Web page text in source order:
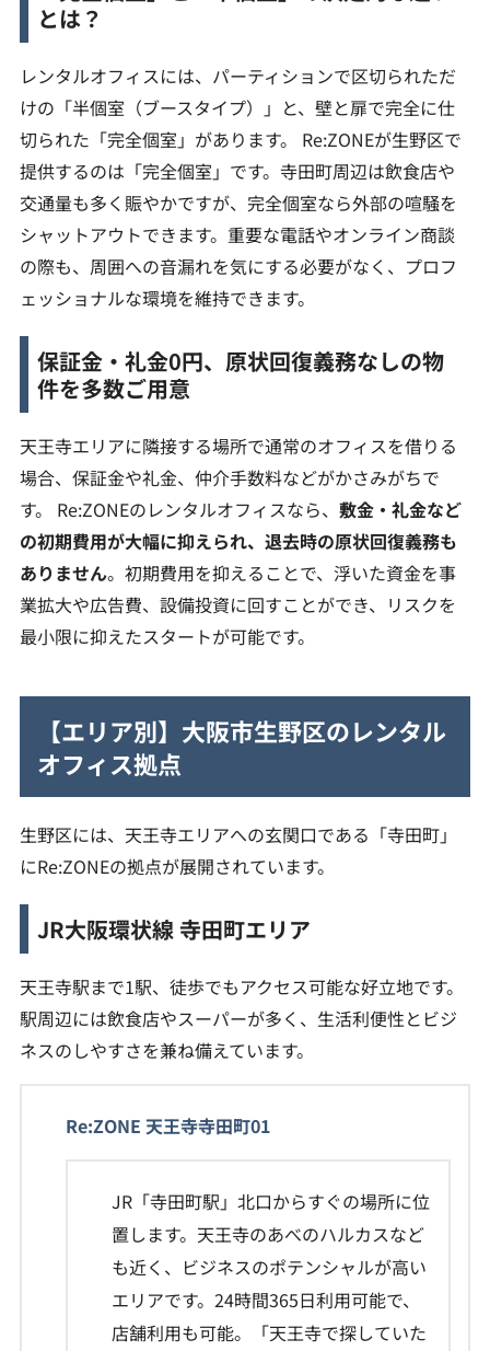
とは？
レンタルオフィスには、パーティションで区切られただ
けの「半個室（ブースタイプ）」と、壁と扉で完全に仕
切られた「完全個室」があります。 Re:ZONEが生野区で
提供するのは「完全個室」です。寺田町周辺は飲食店や
交通量も多く賑やかですが、完全個室なら外部の喧騒を
シャットアウトできます。重要な電話やオンライン商談
の際も、周囲への音漏れを気にする必要がなく、プロフ
ェッショナルな環境を維持できます。
保証金・礼金0円、原状回復義務なしの物
件を多数ご用意
天王寺エリアに隣接する場所で通常のオフィスを借りる
場合、保証金や礼金、仲介手数料などがかさみがちで
す。 Re:ZONEのレンタルオフィスなら、 敷金・礼金など
の初期費用が大幅に抑えられ、退去時の原状回復義務も
ありません。初期費用を抑えることで、浮いた資金を事
業拡大や広告費、設備投資に回すことができ、リスクを
最小限に抑えたスタートが可能です。
【エリア別】大阪市生野区のレンタル
オフィス拠点
生野区には、天王寺エリアへの玄関口である「寺田町」
にRe:ZONEの拠点が展開されています。
JR大阪環状線 寺田町エリア
天王寺駅まで1駅、徒歩でもアクセス可能な好立地です。
駅周辺には飲食店やスーパーが多く、生活利便性とビジ
ネスのしやすさを兼ね備えています。
Re:ZONE 天王寺寺田町01
JR「寺田町駅」北口からすぐの場所に位
置します。天王寺のあべのハルカスなど
も近く、ビジネスのポテンシャルが高い
エリアです。24時間365日利用可能で、
店舗利用も可能。「天王寺で探していた